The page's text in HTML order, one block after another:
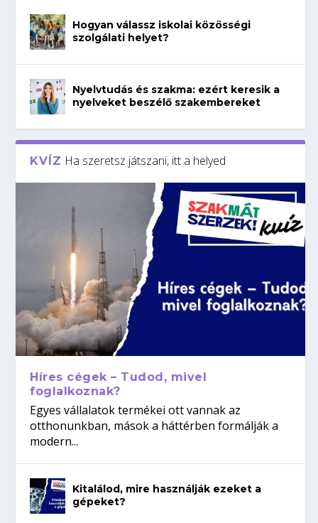
Hogyan válassz iskolai közösségi
szolgálati helyet?
Nyelvtudás és szakma: ezért keresik a
nyelveket beszélő szakembereket
KVÍZ Ha szeretsz játszani, itt a helyed
Híres cégek – Tudod, mivel
foglalkoznak?
Egyes vállalatok termékei ott vannak az
otthonunkban, mások a háttérben formálják a
modern...
Kitalálod, mire használják ezeket a
gépeket?